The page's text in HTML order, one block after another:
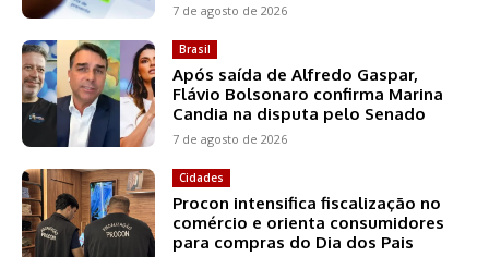
7 de agosto de 2026
Brasil
Após saída de Alfredo Gaspar,
Flávio Bolsonaro confirma Marina
Candia na disputa pelo Senado
7 de agosto de 2026
Cidades
Procon intensifica fiscalização no
comércio e orienta consumidores
para compras do Dia dos Pais